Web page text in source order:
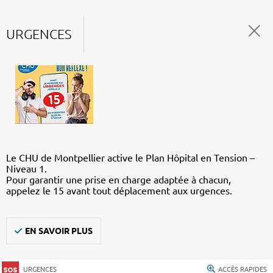
URGENCES
Le CHU de Montpellier active le Plan Hôpital en Tension –
Niveau 1.
Pour garantir une prise en charge adaptée à chacun,
appelez le 15 avant tout déplacement aux urgences.
EN SAVOIR PLUS
URGENCES ACCÈS RAPIDES